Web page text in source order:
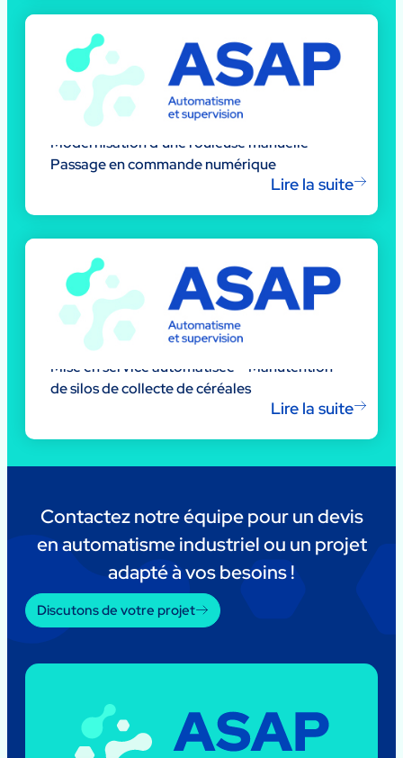
Modernisation d’une rouleuse manuelle –
Passage en commande numérique
Lire la suite
Mise en service automatisée – Manutention
de silos de collecte de céréales
Lire la suite
Contactez notre équipe pour un devis
en automatisme industriel ou un projet
adapté à vos besoins !
Discutons de votre projet